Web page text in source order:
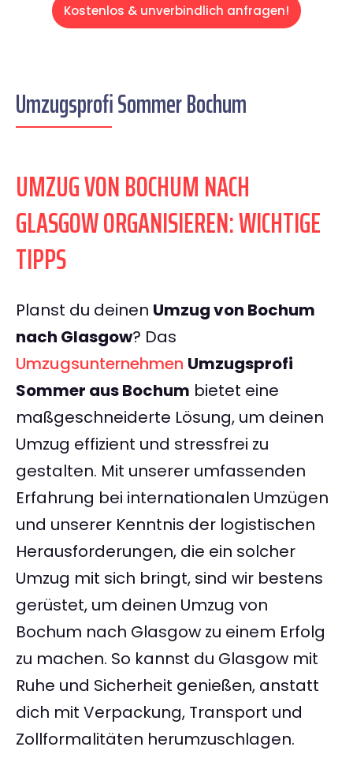
Kostenlos & unverbindlich anfragen!
Umzugsprofi Sommer Bochum
UMZUG VON BOCHUM NACH
GLASGOW ORGANISIEREN: WICHTIGE
TIPPS
Planst du deinen Umzug von Bochum
nach Glasgow? Das
Umzugsunternehmen Umzugsprofi
Sommer aus Bochum bietet eine
maßgeschneiderte Lösung, um deinen
Umzug effizient und stressfrei zu
gestalten. Mit unserer umfassenden
Erfahrung bei internationalen Umzügen
und unserer Kenntnis der logistischen
Herausforderungen, die ein solcher
Umzug mit sich bringt, sind wir bestens
gerüstet, um deinen Umzug von
Bochum nach Glasgow zu einem Erfolg
zu machen. So kannst du Glasgow mit
Ruhe und Sicherheit genießen, anstatt
dich mit Verpackung, Transport und
Zollformalitäten herumzuschlagen.